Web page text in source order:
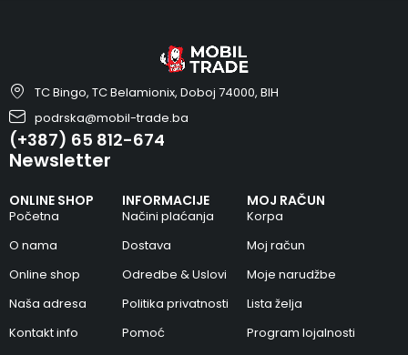
TC Bingo, TC Belamionix, Doboj 74000, BIH
podrska@mobil-trade.ba
(+387) 65 812-674
ONLINE SHOP
Početna
O nama
Online shop
Naša adresa
Kontakt info
INFORMACIJE
Načini plaćanja
Dostava
Odredbe & Uslovi
Politika privatnosti
Pomoć
MOJ RAČUN
Korpa
Moj račun
Moje narudžbe
Lista želja
Program lojalnosti
Newsletter